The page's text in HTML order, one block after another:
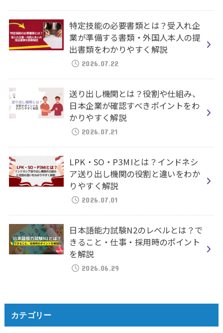
特定技能の必要書類とは？受入れ企
業が準備する書類・外国人本人の提
出書類をわかりやすく解説
2026.07.22
送り出し機関とは？役割や仕組み、
日本企業が確認すべきポイントをわ
かりやすく解説
2026.07.21
LPK・SO・P3MIとは？インドネシ
ア送り出し機関の役割と違いをわか
りやすく解説
2026.07.01
日本語能力試験N2のレベルとは？で
きること・仕事・採用時のポイント
を解説
2026.06.29
カテゴリー